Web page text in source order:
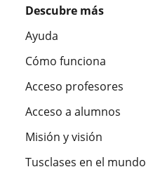
Descubre más
Ayuda
Cómo funciona
Acceso profesores
Acceso a alumnos
Misión y visión
Tusclases en el mundo